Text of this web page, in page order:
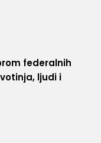
federalnih
ljudi i